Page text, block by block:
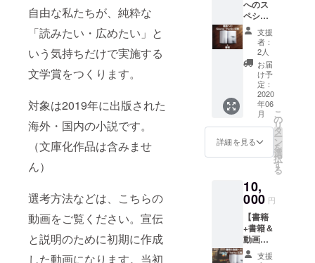
自由な私たちが、純粋な
「読みたい・広めたい」と
いう気持ちだけで実施する
文学賞をつくります。
対象は2019年に出版された
海外・国内の小説です。
（文庫化作品は含みませ
ん）
選考方法などは、こちらの
動画をご覧ください。宣伝
と説明のために初期に作成
した動画になります。当初
す。
だきま
す。ま
た一般
公開す
る選考
会の内
容より
も、よ
り詳細
な内容
を報告
させて
いただ
URLを
お伝え
しま
す。
【お願
い】 記
載する
へのス
ペシャ
ルサン
クス+書
籍+限定
公開
URL】
今回の
文学賞
の内容
をまと
めた書
籍をお
届けし
ます。
こにス
ペシャ
ルサン
クスと
してあ
なたの
名前を
支援
者：
2人
お届
け予
定：
2020
年06
月
詳細を見る
こ
の
リ
タ
ー
ン
を
選
択
す
る
10,
000 円
【書籍
+書籍＆
動画へ
のスペ
支援